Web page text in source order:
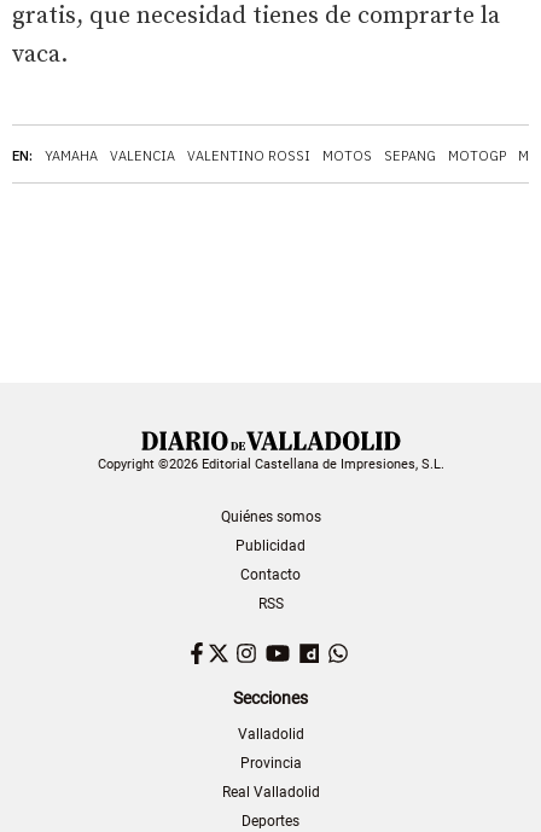
EN: YAMAHA VALENCIA VALENTINO ROSSI MOTOS SEPANG MOTOGP
gratis, que necesidad tienes de comprarte la
vaca.
Copyright ©2026 Editorial Castellana de Impresiones, S.L.
Quiénes somos
Publicidad
Contacto
RSS
Facebook
TwitterInstagram
YouTubeDailymotion
Secciones
Valladolid
Provincia
Real Valladolid
Deportes